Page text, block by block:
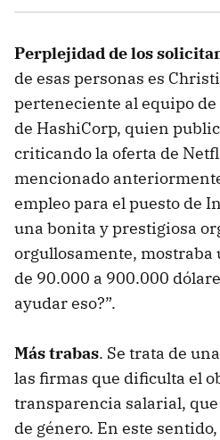
Perplejidad de los
de esas personas es
perteneciente al equipo
de HashiCorp, quien
criticando la oferta de
mencionado
empleo para el puesto de
una bonita y prestigiosa
orgullosamente,
de 90.000 a 900.000
ayudar eso?”.
Más trabas. Se trata de
las firmas que dificulta el
transparencia salarial,
de género. En este